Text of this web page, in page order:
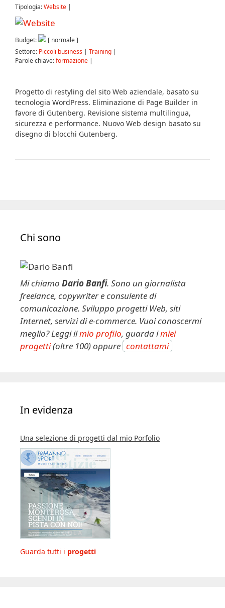
Tipologia:Website |
Budget:
[ normale ]
Settore: Piccoli business | Training |
Parole chiave:formazione |
Progetto di restyling del sito Web aziendale, basato su
tecnologia WordPress. Eliminazione di Page Builder in
favore di Gutenberg. Revisione sistema multilingua,
sicurezza e performance. Nuovo Web design basato su
disegno di blocchi Gutenberg.
Chi sono
Mi chiamo Dario Banfi. Sono un giornalista
freelance, copywriter e consulente di
comunicazione. Sviluppo progetti Web, siti
Internet, servizi di e-commerce. Vuoi conoscermi
meglio? Leggi ilmio profilo, guarda imiei
progetti(oltre 100) oppure contattami
In evidenza
Una selezione di progetti dal mio Porfolio
Guarda tutti i progetti